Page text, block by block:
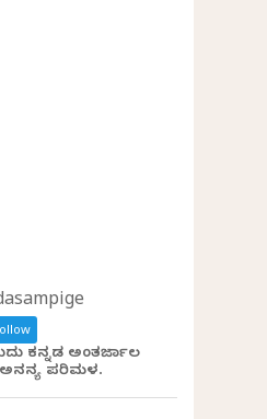
ಕನ್ನಡ ಅಂತರ್ಜಾಲ
ಪರಿಮಳ.